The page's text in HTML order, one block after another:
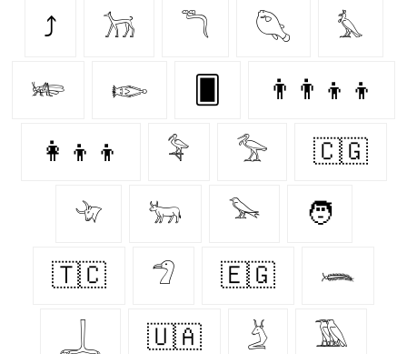
⤴ 𓃡 𓆕 𓆡 𓅘
𓆧 𓆢 👨‍👨‍👦‍👦
👩‍👦‍👦 𓅝 𓅡 🇨🇬
𓄀 𓃒 𓅨 🧑
🇹🇨 𓅿 🇪🇬 𓆨
𓆆 🇺🇦 𓄄 𓅀